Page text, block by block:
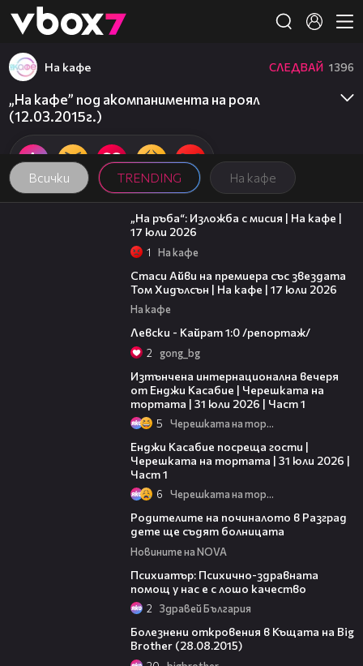
👾
Всички TRENDING На кафе
На кафе СЛЕДВАЙ 1396
„На кафе” под акомпанимента на роял
(12.03.2015г.)
09:09
„На ръба“: Изложба с мисия | На кафе |
17 юли 2026
1 На кафе
Стаси Айви на премиера със звездата
Том Хидълсън | На кафе | 17 юли 2026
На кафе
Левски - Кайрат 1:0 /репортаж/
2 gong_bg
Изтънчена интернационална вечеря
от Енджи Касабие | Черешката на
тортата | 31 юли 2026 | Част 1
5 Черешката на тортата
Енджи Касабие посреща гости |
Черешката на тортата | 31 юли 2026 |
Част 1
6 Черешката на тортата
Родителите на починалото в Разград
дете ще съдят болницата
Новините на NOVA
Психиатър: Психично-здравната
помощ у нас е с лошо качество
2 Здравей България
Болезнени откровения в Къщата на Big
Brother (28.08.2015)